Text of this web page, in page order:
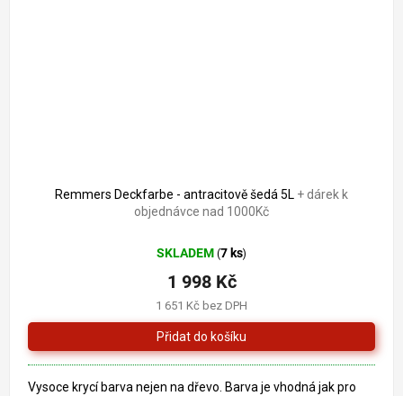
Remmers Deckfarbe - antracitově šedá 5L + dárek k
objednávce nad 1000Kč
SKLADEM (7 ks)
1 651 Kč bez DPH
1 998 Kč
Vysoce krycí barva nejen na dřevo. Barva je vhodná jak pro